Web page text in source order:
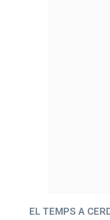
EL TEMPS A